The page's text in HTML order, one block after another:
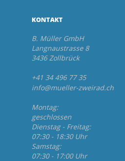
KONTAKT
B. Müller GmbH
Langnaustrasse 8
3436 Zollbrück
+41 34 496 77 35
info@mueller-zweirad.ch
Montag:
geschlossen
Dienstag - Freitag:
07:30 - 18:30 Uhr
Samstag:
07:30 - 17:00 Uhr